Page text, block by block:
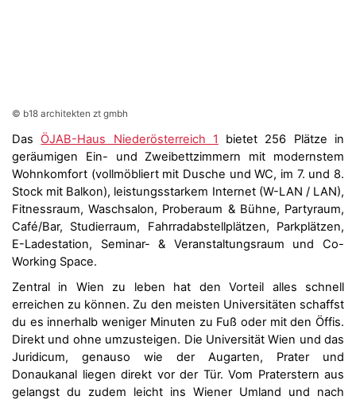
© b18 architekten zt gmbh
Das ÖJAB-Haus Niederösterreich 1
bietet 256 Plätze in
geräumigen Ein- und Zweibettzimmern mit modernstem
Wohnkomfort (vollmöbliert mit Dusche und WC, im 7. und 8.
Stock mit Balkon), leistungsstarkem Internet (W-LAN / LAN),
Fitnessraum, Waschsalon, Proberaum & Bühne, Partyraum,
Café/Bar, Studierraum, Fahrradabstellplätzen, Parkplätzen,
E-Ladestation, Seminar- & Veranstaltungsraum und Co-
Working Space.
Zentral in Wien zu leben hat den Vorteil alles schnell
erreichen zu können. Zu den meisten Universitäten schaffst
du es innerhalb weniger Minuten zu Fuß oder mit den Öffis.
Direkt und ohne umzusteigen. Die Universität Wien und das
Juridicum, genauso wie der Augarten, Prater und
Donaukanal liegen direkt vor der Tür. Vom Praterstern aus
gelangst du zudem leicht ins Wiener Umland und nach